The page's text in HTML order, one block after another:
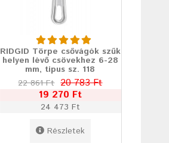
RIDGID Törpe csővágók szűk
helyen lévő csövekhez 6-28
mm, tipus sz. 118
22 861 Ft 20 783 Ft
19 270 Ft
24 473 Ft
Részletek